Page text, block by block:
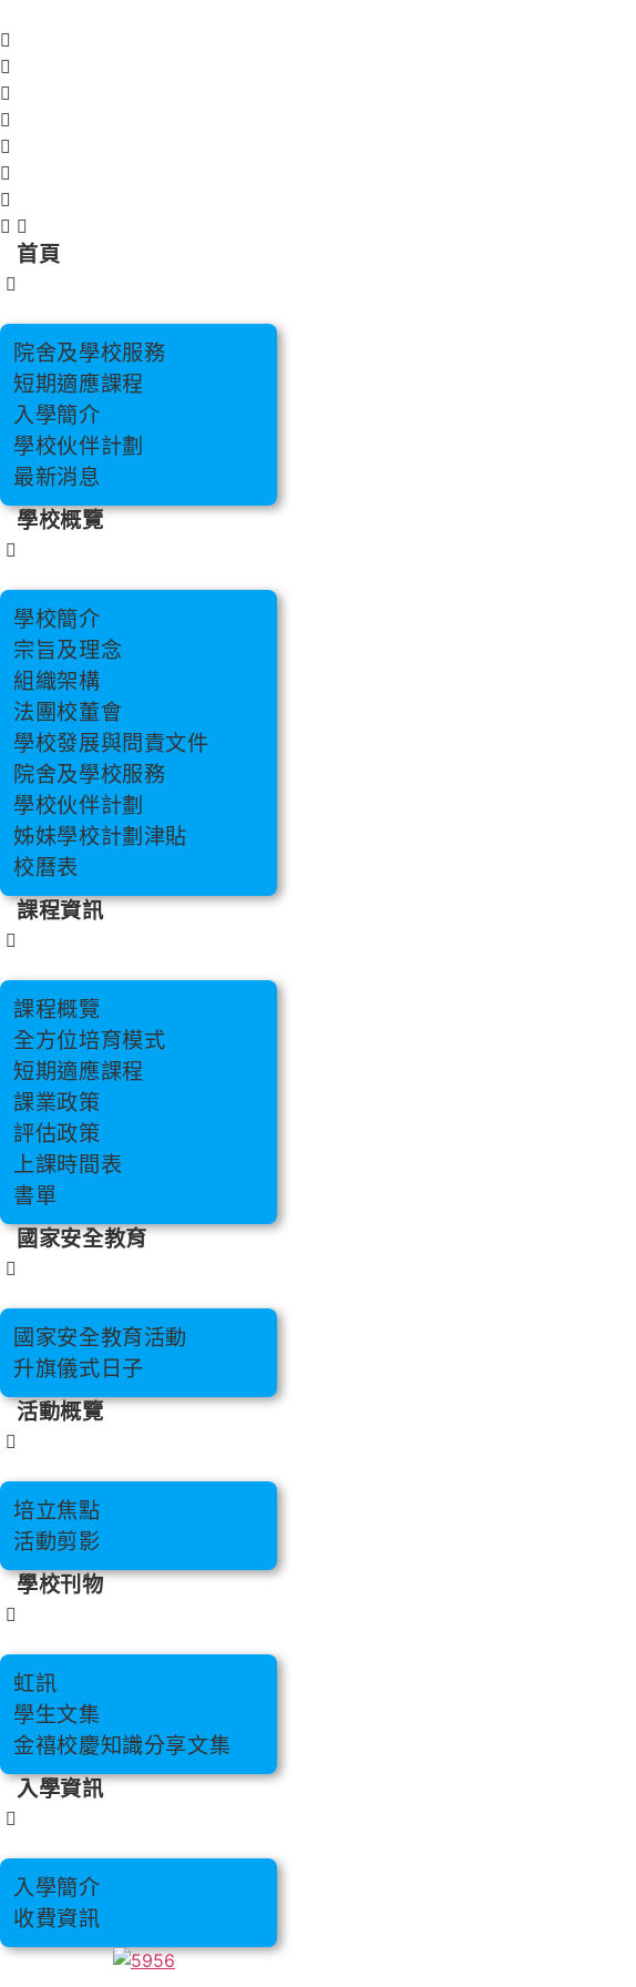
至
主
要
內
容
首頁
院舍及學校服務
短期適應課程
入學簡介
學校伙伴計劃
最新消息
學校概覽
學校簡介
宗旨及理念
組織架構
法團校董會
學校發展與問責文件
院舍及學校服務
學校伙伴計劃
姊妹學校計劃津貼
校曆表
課程資訊
課程概覽
全方位培育模式
短期適應課程
課業政策
評估政策
上課時間表
書單
國家安全教育
國家安全教育活動
升旗儀式日子
活動概覽
培立焦點
活動剪影
學校刊物
虹訊
學生文集
金禧校慶知識分享文集
入學資訊
入學簡介
收費資訊